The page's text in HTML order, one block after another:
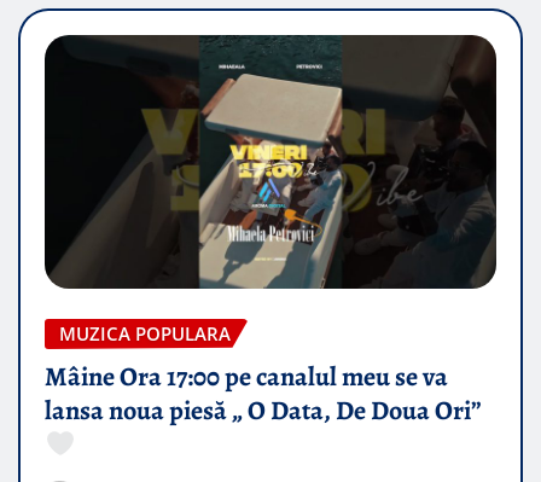
MUZICA POPULARA
Mâine Ora 17:00 pe canalul meu se va
lansa noua piesă „ O Data, De Doua Ori”